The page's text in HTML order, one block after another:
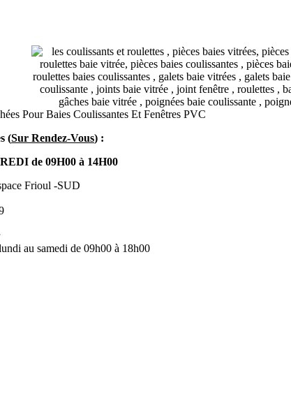
Pour Baies Coulissantes Et Fenêtres PVC
(Sur Rendez-Vous) :
de 09H00 à 14H00
Frioul -SUD
au samedi de 09h00 à 18h00